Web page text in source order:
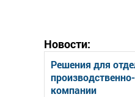
Новости:
Решения для
компании